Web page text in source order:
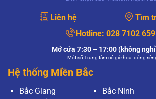
Liên hệ
Tìm
Hotline: 028 7102
Mở cửa 7:30 – 17:00 (không
Một số Trung tâm có giờ hoạt động
Hệ thống Miền Bắc
Bắc Giang
Bắc Ninh